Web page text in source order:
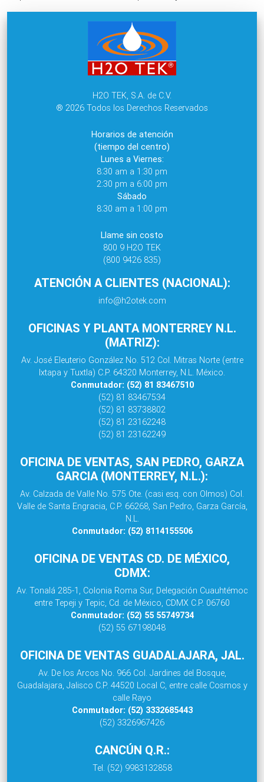
H2O TEK, S.A. de C.V.
® 2026 Todos los Derechos Reservados
Horarios de atención
(tiempo del centro)
Lunes a Viernes:
8:30 am a 1:30 pm
2:30 pm a 6:00 pm
Sábado
8:30 am a 1:00 pm
Llame sin costo
800 9 H2O TEK
(800 9426 835)
ATENCIÓN A CLIENTES (NACIONAL):
info@h2otek.com
OFICINAS Y PLANTA MONTERREY N.L.
(MATRIZ):
Av. José Eleuterio González No. 512 Col. Mitras Norte (entre
Ixtapa y Tuxtla) C.P. 64320 Monterrey, N.L. México.
Conmutador: (52) 81 83467510
(52) 81 83467534
(52) 81 83738802
(52) 81 23162248
(52) 81 23162249
OFICINA DE VENTAS, SAN PEDRO, GARZA
GARCIA (MONTERREY, N.L.):
Av. Calzada de Valle No. 575 Ote. (casi esq. con Olmos) Col.
Valle de Santa Engracia, C.P. 66268, San Pedro, Garza García,
N.L.
Conmutador: (52) 8114155506
OFICINA DE VENTAS CD. DE MÉXICO,
CDMX:
Av. Tonalá 285-1, Colonia Roma Sur, Delegación Cuauhtémoc
entre Tepeji y Tepic, Cd. de México, CDMX C.P. 06760
Conmutador: (52) 55 55749734
(52) 55 67198048
OFICINA DE VENTAS GUADALAJARA, JAL.
Av. De los Arcos No. 966 Col. Jardines del Bosque,
Guadalajara, Jalisco C.P. 44520 Local C, entre calle Cosmos y
calle Rayo
Conmutador: (52) 3332685443
(52) 3326967426
CANCÚN Q.R.:
Tel. (52) 9983132858